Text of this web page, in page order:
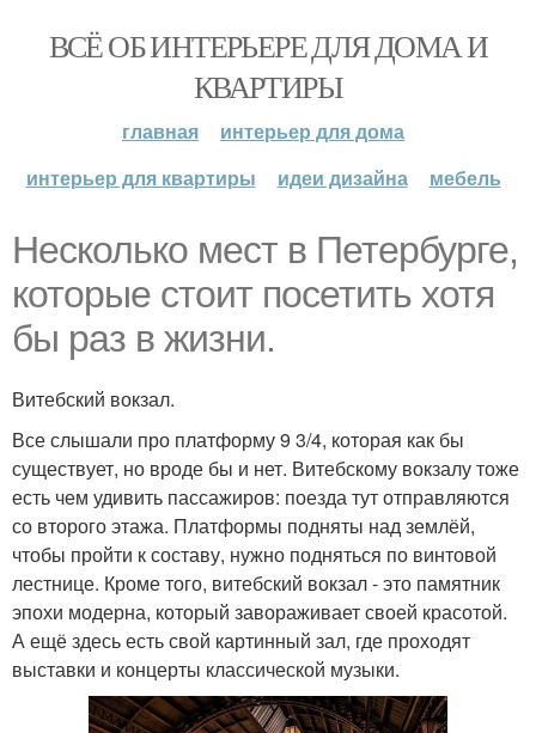
ВСЁ ОБ ИНТЕРЬЕРЕ ДЛЯ ДОМА И
КВАРТИРЫ
главная
интерьер для дома
интерьер для квартиры
идеи дизайна мебель
Несколько мест в Петербурге,
которые стоит посетить хотя
бы раз в жизни.
Витебский вокзал.
Все слышали про платформу 9 3/4, которая как бы
существует, но вроде бы и нет. Витебскому вокзалу тоже
есть чем удивить пассажиров: поезда тут отправляются
со второго этажа. Платформы подняты над землёй,
чтобы пройти к составу, нужно подняться по винтовой
лестнице. Кроме того, витебский вокзал - это памятник
эпохи модерна, который завораживает своей красотой.
А ещё здесь есть свой картинный зал, где проходят
выставки и концерты классической музыки.